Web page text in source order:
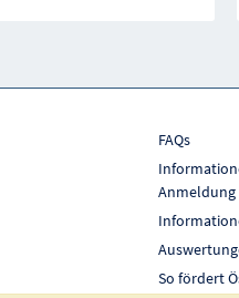
FAQs
Anmeldung
So fördert